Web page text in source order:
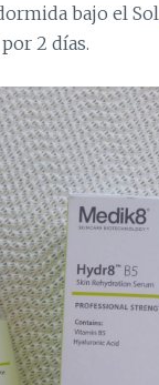
bajo el Sol
2 días.